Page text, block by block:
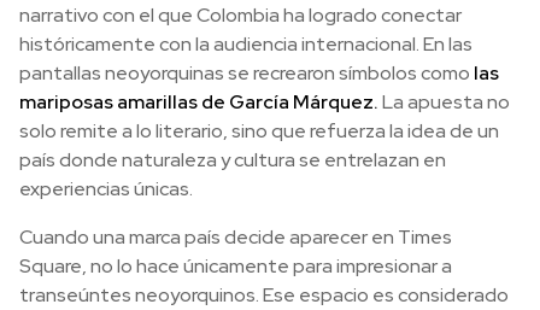
narrativo con el que Colombia ha logrado conectar
históricamente con la audiencia internacional. En las
pantallas neoyorquinas se recrearon símbolos como las
mariposas amarillas de García Márquez.La apuesta no
solo remite a lo literario, sino que refuerza la idea de un
país donde naturaleza y cultura se entrelazan en
experiencias únicas.
Cuando una marca país decide aparecer en Times
Square, no lo hace únicamente para impresionar a
transeúntes neoyorquinos. Ese espacio es considerado